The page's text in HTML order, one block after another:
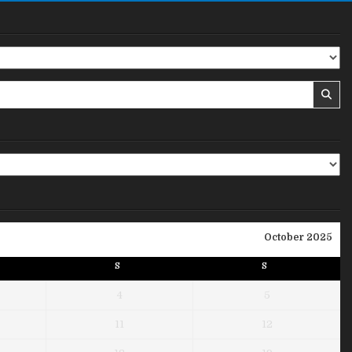
October 2025
S S
4 5
11 12